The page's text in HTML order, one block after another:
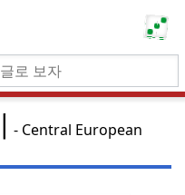
Central European